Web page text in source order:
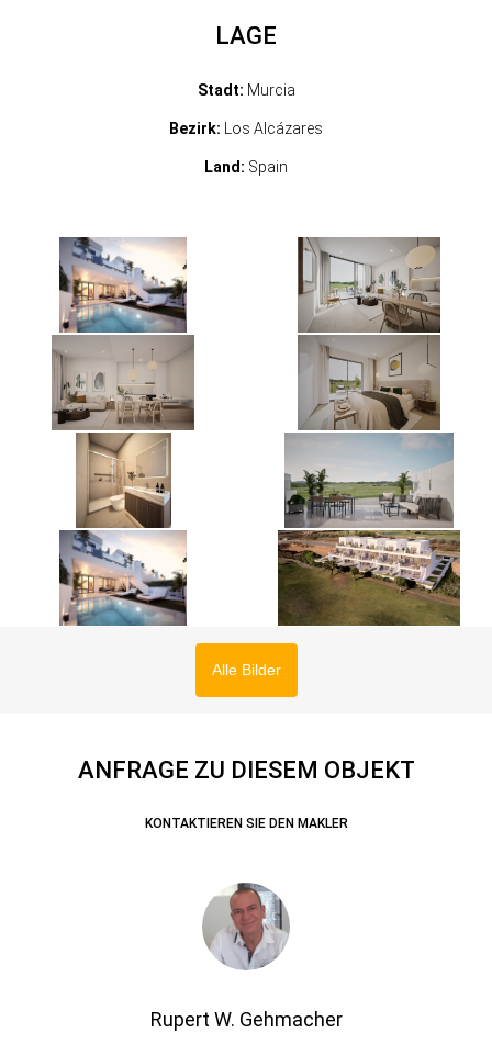
LAGE
Stadt: Murcia
Bezirk: Los Alcázares
Land: Spain
Alle Bilder
ANFRAGE ZU DIESEM OBJEKT
KONTAKTIEREN SIE DEN MAKLER
Rupert W. Gehmacher